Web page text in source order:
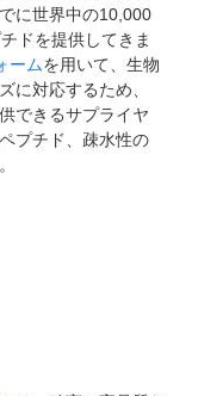
に世界中の10,000
ドを提供してきま
ームを用いて、生物
に対応するため、
できるサプライヤ
プチド、疎水性の